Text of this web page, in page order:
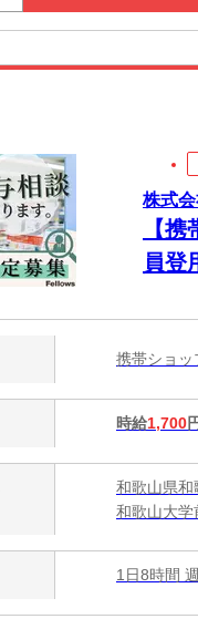
株式
【
員登
携帯ショ
時給1,700
和歌山県和
和歌山大学
1日8時間